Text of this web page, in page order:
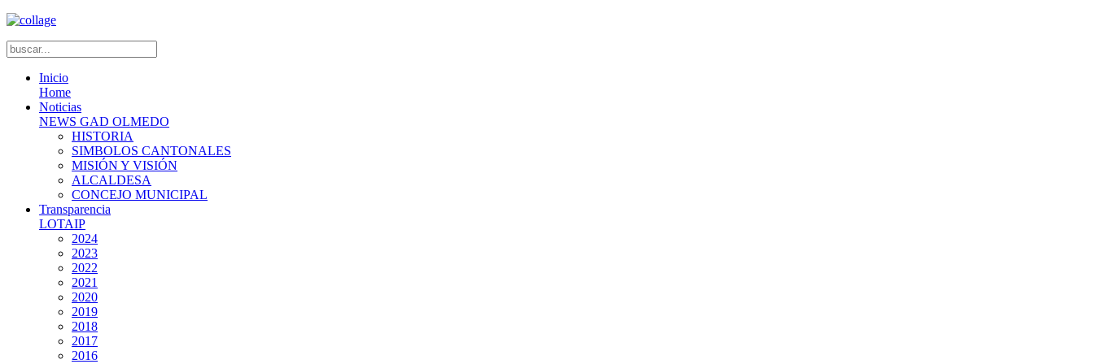
Inicio
Home
Noticias
NEWS GAD OLMEDO
HISTORIA
SIMBOLOS CANTONALES
MISIÓN Y VISIÓN
ALCALDESA
CONCEJO MUNICIPAL
Transparencia
LOTAIP
2024
2023
2022
2021
2020
2019
2018
2017
2016